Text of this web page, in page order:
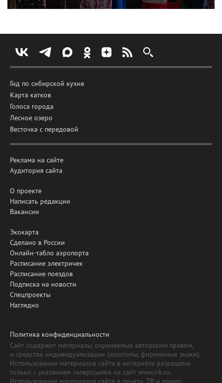
Гид по сибирской кухне
Карта катков
Голоса города
Лесное озеро
Весточка с передовой
Реклама на сайте
Аудитория сайта
О проекте
Написать редакции
Вакансии
Экокарта
Сделано в России
Онлайн-табло аэропорта
Расписание электричек
Расписание поездов
Подписка на новости
Спецпроекты
Наглядно
Политика конфиденциальности
Сайт содержит материалы, охраняемые авторским правом,
и средства индивидуализации (логотипы, фирменные знаки).
Использование материалов сайта в интернете разрешено
только с указанием гиперссылки на сайт www.irk.ru.
Использование материалов сайта в печати, ТВ и радио